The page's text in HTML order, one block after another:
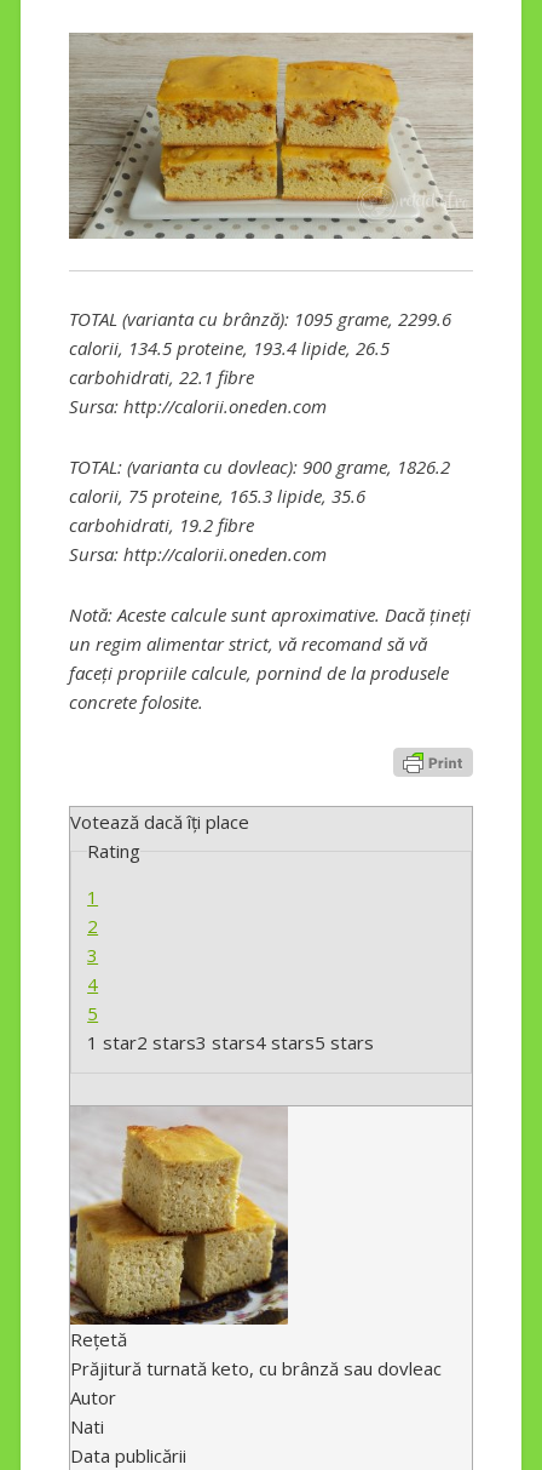
TOTAL (varianta cu brânză): 1095 grame, 2299.6
calorii, 134.5 proteine, 193.4 lipide, 26.5
carbohidrati, 22.1 fibre
Sursa: http://calorii.oneden.com
TOTAL: (varianta cu dovleac): 900 grame, 1826.2
calorii, 75 proteine, 165.3 lipide, 35.6
carbohidrati, 19.2 fibre
Sursa: http://calorii.oneden.com
Notă: Aceste calcule sunt aproximative. Dacă țineți
un regim alimentar strict, vă recomand să vă
faceți propriile calcule, pornind de la produsele
concrete folosite.
Votează dacă îți place
Rating
1
2
3
4
5
1 star2 stars3 stars4 stars5 stars
Rețetă
Prăjitură turnată keto, cu brânză sau dovleac
Autor
Nati
Data publicării